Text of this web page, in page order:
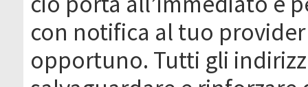
con notifica al tuo
opportuno. Tutti gli